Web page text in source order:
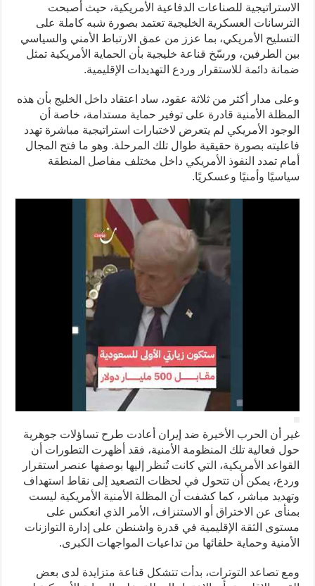
الاستراتيجية للصناعات الدفاعية الأمريكية، حيث أصبحت
الترسانات العسكرية الخليجية تعتمد بصورة شبه كاملة على
التسليح الأمريكي، بما عزز من عمق الارتباط الأمني والسياسي
بين الطرفين، ورسّخ قناعة خليجية بأن الحماية الأمريكية تمثل
ضمانة دائمة للاستقرار وردع التهديدات الإقليمية.
وعلى مدار أكثر من ثلاثة عقود، ساد اعتقاد داخل الخليج بأن هذه
المظلة الأمنية قادرة على توفير حماية مستدامة، خاصة أن
الوجود الأمريكي لم يتعرض لاختبارات استراتيجية مباشرة تهدد
فاعليته بصورة حقيقية طوال تلك المرحلة. وهو ما فتح المجال
أمام تمدد النفوذ الأمريكي داخل مختلف مفاصل المنطقة
سياسيًا وأمنيًا وعسكريًا.
غير أن الحرب الأخيرة ضد إيران أعادت طرح تساؤلات جوهرية
حول فعالية تلك المنظومة الأمنية، فقد أظهرت التطورات أن
القواعد الأمريكية، التي كانت تُنظر إليها بوصفها عنصر استقرار
وردع، يمكن أن تتحول في لحظات التصعيد إلى نقاط استهداف
وتهديد مباشر، كما كشفت أن المظلة الأمنية الأمريكية ليست
بمنأى عن الاختراق أو الاستنزاف، الأمر الذي انعكس على
مستوى الثقة الإقليمية في قدرة واشنطن على إدارة التوازنات
الأمنية وحماية حلفائها من تداعيات المواجهات الكبرى.
ومع تصاعد التوترات، بدأت تتشكل قناعة متزايدة لدى بعض